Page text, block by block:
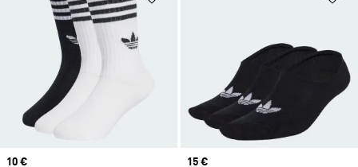
Price
10 €
Price
15 €